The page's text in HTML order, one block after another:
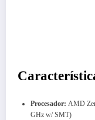
Procesador: AMD
GHz w/ SMT)